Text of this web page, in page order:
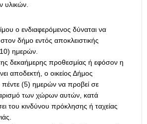
υλικών.
ο ενδιαφερόμενος δύναται να
δήμο εντός αποκλειστικής
ημερών.
δεκαήμερης προθεσμίας ή εφόσον η
αποδεκτή, ο οικείος Δήμος
πέντε (5) ημερών να προβεί σε
των χώρων αυτών, κατά
του κινδύνου πρόκλησης ή ταχείας